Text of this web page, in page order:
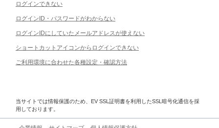
ログインできない
ログインID・パスワードがわからない
ログインIDにしていたメールアドレスが使えない
ショートカットアイコンからログインできない
ご利用環境に合わせた各種設定・確認方法
当サイトでは情報保護のため、EV SSL証明書を利用したSSL暗号化通信を採
用しております。